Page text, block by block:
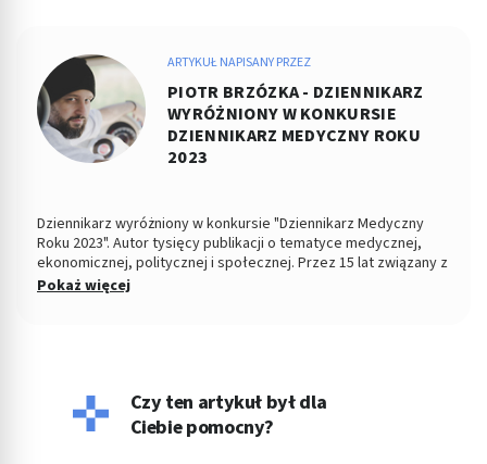
ARTYKUŁ NAPISANY PRZEZ
PIOTR BRZÓZKA - DZIENNIKARZ
WYRÓŻNIONY W KONKURSIE
DZIENNIKARZ MEDYCZNY ROKU
2023
Dziennikarz wyróżniony w konkursie "Dziennikarz Medyczny
Roku 2023". Autor tysięcy publikacji o tematyce medycznej,
ekonomicznej, politycznej i społecznej. Przez 15 lat związany z
Dziennikiem Łódzkim i Polska TheTimes. Z wykształcenia
Pokaż więcej
Czy ten artykuł był dla
Ciebie pomocny?